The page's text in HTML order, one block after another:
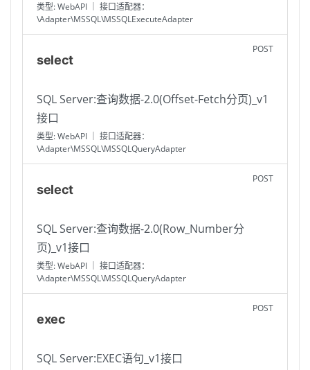
类型: WebAPI ｜ 接口适配器：
\Adapter\MSSQL\MSSQLExecuteAdapter
select
POST
SQL Server:查询数据-2.0(Offset-Fetch分页)_v1
接口
类型: WebAPI ｜ 接口适配器：
\Adapter\MSSQL\MSSQLQueryAdapter
select
POST
SQL Server:查询数据-2.0(Row_Number分
页)_v1接口
类型: WebAPI ｜ 接口适配器：
\Adapter\MSSQL\MSSQLQueryAdapter
exec
POST
SQL Server:EXEC语句_v1接口